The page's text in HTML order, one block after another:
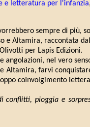
e letteratura per l'infanzia
sempre di più,
e Altamira, raccontata
per Lapis Edizioni.
angolazioni, nel vero
Altamira, farvi
coinvolgimento
conflitti, pioggia e